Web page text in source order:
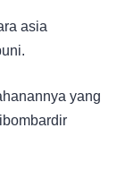
asia
yang